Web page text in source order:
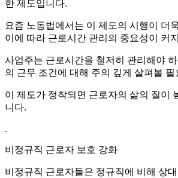
한 제도입니다.
요즘 노동법에서는 이 제도의 시행이 더
이에 따라 근로시간 관리의 중요성이 커
사업주는 근로시간을 철저히 관리해야
의 근무 조건에 대해 주의 깊게 살펴볼 필
이 제도가 정착되면 근로자의 삶의 질이
니다.
.
비정규직 근로자 보호 강화
비정규직 근로자들은 정규직에 비해 상